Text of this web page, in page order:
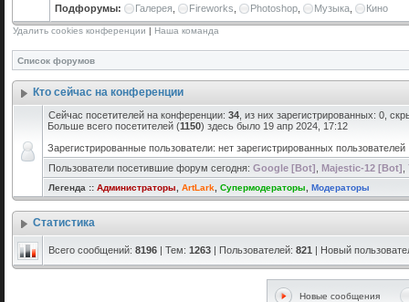
Подфорумы:
Галерея Fireworks Photoshop Музыка Кино
Удалить cookies конференции | Наша команда
Список форумов
Кто сейчас на конференции
Сейчас посетителей на конференции: 34 , из них зарегистрированных: 0,
Больше всего посетителей (1150) здесь было 19 апр 2024, 17:12
Зарегистрированные пользователи: нет зарегистрированных пользователей
Пользователи посетившие форум сегодня: Google [Bot] Majestic-12 [Bot]
Легенда :: Администраторы ArtLark Супермодераторы Модераторы
Статистика
Всего сообщений: 8196 | Тем: 1263 | Пользователей: 821 | Новый
Новые сообщения